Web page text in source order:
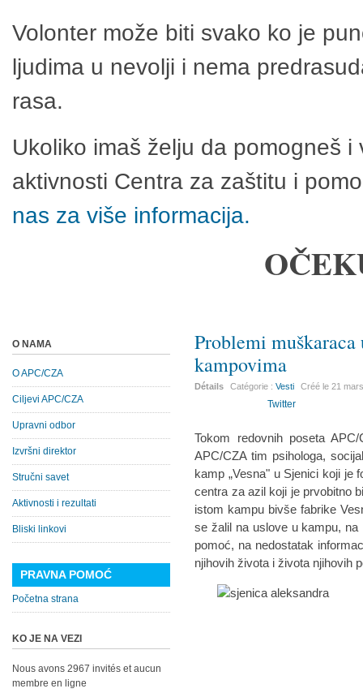
Volonter može biti svako ko je
ljudima u nevolji i nema
rasa.
Ukoliko imaš želju da pomogneš
aktivnosti Centra za zaštitu i
nas za više informacija.
Problemi
kampovima
Détails Catégorie :Vesti Créé le21
Twitter
Tokom redovnih poseta
APC/CZA tim psihologa,
kamp „Vesna" u Sjenici koji je
centra za azil koji je prvobitno
istom kampu bivše fabrike
se žalil na uslove u kampu, na
pomoć, na nedostatak
njihovih života i života njihovih
O NAMA
O APC/CZA
Ciljevi APC/CZA
Upravni odbor
Izvršni direktor
Stručni savet
Aktivnosti i rezultati
Bliski linkovi
PRAVNA POMOĆ
Početna strana
KO JE NA VEZI
Nous avons 2967 invités et aucun
membre en ligne